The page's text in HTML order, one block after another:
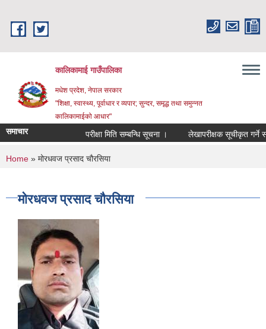
कालिकामाई गाउँपालिका
मधेश प्रदेश, नेपाल सरकार
"शिक्षा, स्वास्थ्य, पूर्वाधार र व्यपार; सुन्दर, समृद्ध तथा समुन्नत
कालिकामाईको आधार"
समाचार परीक्षा मिति सम्बन्धि सूचना । लेखापरीक्षक सूचीकृत गर्ने
You are here
Home » मोरधवज प्रसाद चौरसिया
मोरधवज प्रसाद चौरसिया